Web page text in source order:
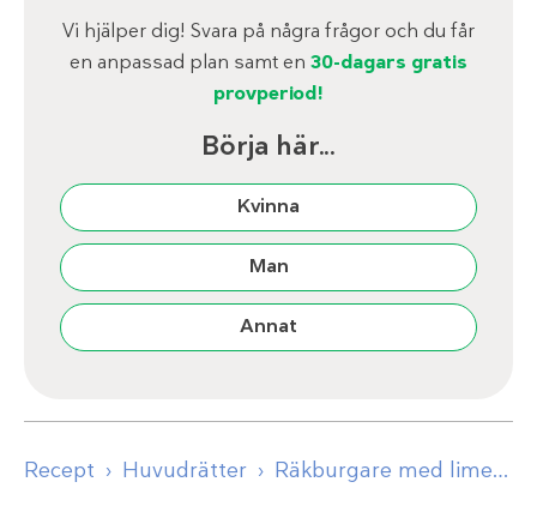
Vi hjälper dig! Svara på några frågor och du får
en anpassad plan samt en 30-dagars gratis
provperiod!
Börja här...
Kvinna
Man
Annat
Recept Huvudrätter Räkburgare med lime och ingefära